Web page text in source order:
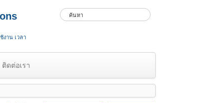
งาน เวลา
ติดต่อเรา